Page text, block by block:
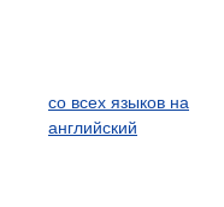
со всех языков на
английский